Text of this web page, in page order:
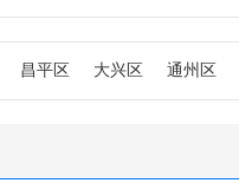
昌平区 大兴区 通州区